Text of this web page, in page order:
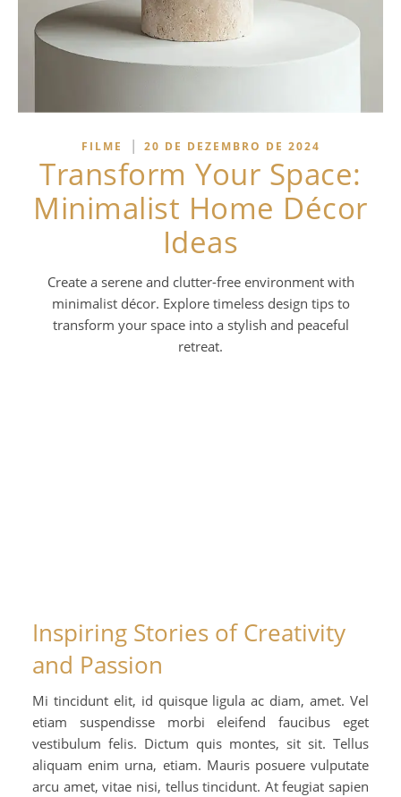
FILME | 20 DE DEZEMBRO DE 2024
Transform Your Space:
Minimalist Home Décor
Ideas
Create a serene and clutter-free environment with
minimalist décor. Explore timeless design tips to
transform your space into a stylish and peaceful
retreat.
Inspiring Stories of Creativity
and Passion
Mi tincidunt elit, id quisque ligula ac diam, amet. Vel
etiam suspendisse morbi eleifend faucibus eget
vestibulum felis. Dictum quis montes, sit sit. Tellus
aliquam enim urna, etiam. Mauris posuere vulputate
arcu amet, vitae nisi, tellus tincidunt. At feugiat sapien